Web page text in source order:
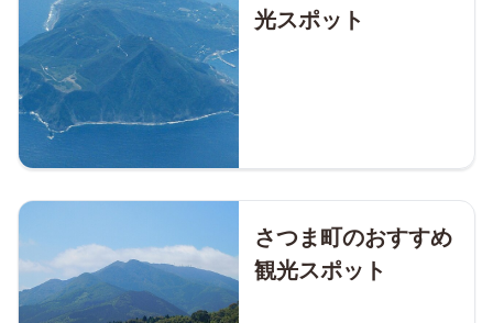
光スポット
さつま町のおすすめ
観光スポット